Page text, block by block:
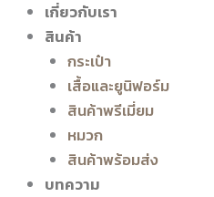
เกี่ยวกับเรา
สินค้า
กระเป๋า
เสื้อและยูนิฟอร์ม
สินค้าพรีเมี่ยม
หมวก
สินค้าพร้อมส่ง
บทความ